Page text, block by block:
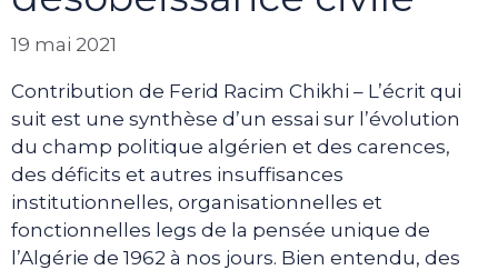
19 mai 2021
Contribution de Ferid Racim Chikhi – L’écrit qui
suit est une synthèse d’un essai sur l’évolution
du champ politique algérien et des carences,
des déficits et autres insuffisances
institutionnelles, organisationnelles et
fonctionnelles legs de la pensée unique de
l’Algérie de 1962 à nos jours. Bien entendu, des